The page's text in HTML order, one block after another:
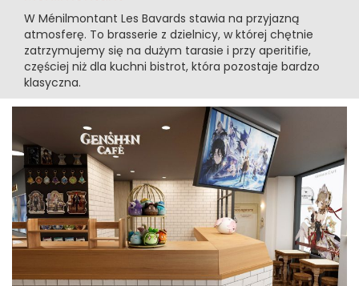
W Ménilmontant Les Bavards stawia na przyjazną
atmosferę. To brasserie z dzielnicy, w której chętnie
zatrzymujemy się na dużym tarasie i przy aperitifie,
częściej niż dla kuchni bistrot, która pozostaje bardzo
klasyczna.